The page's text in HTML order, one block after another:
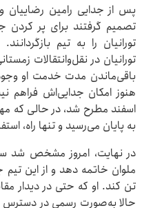
پس از جدایی رامین رضاییان و
تصمیم گرفتند برای پر کردن
تورانیان را به تیم
تورانیان در نقل‌وانتقالات
باقی‌ماندن مدت خدمت او
هنوز امکان جدایی‌اش
اسفند مطرح شد، در حالی که
به پایان می‌رسید و تنها راه،
در نهایت، امروز مشخص شد
ملوان خاتمه دهد و از این تیم
تن کند. او که حتی در دیدار
حالا به‌صورت رسمی در دسترس